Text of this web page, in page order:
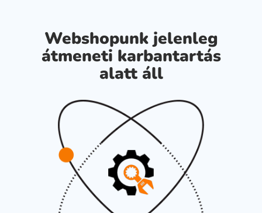
Webshopunk jelenleg
átmeneti karbantartás
alatt áll